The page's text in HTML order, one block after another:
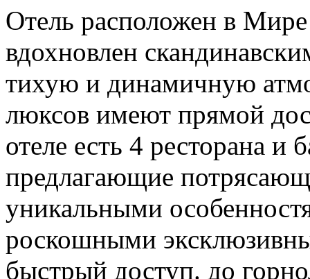
Отель расположен в
вдохновлен
тихую и динамичную
люксов имеют прямой
отеле есть 4 ресторана и
предлагающие
уникальными
роскошными
быстрый доступ. до